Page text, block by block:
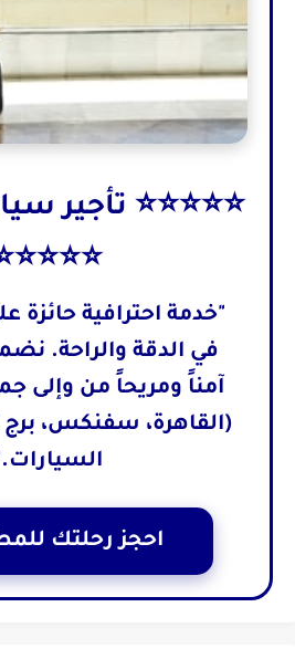
⭐⭐⭐⭐⭐ تأجير
"خدمة احترافية حائزة
في الدقة والراحة.
آمناً ومريحاً من وإلى
(القاهرة، سفنكس،
احجز رحلتك